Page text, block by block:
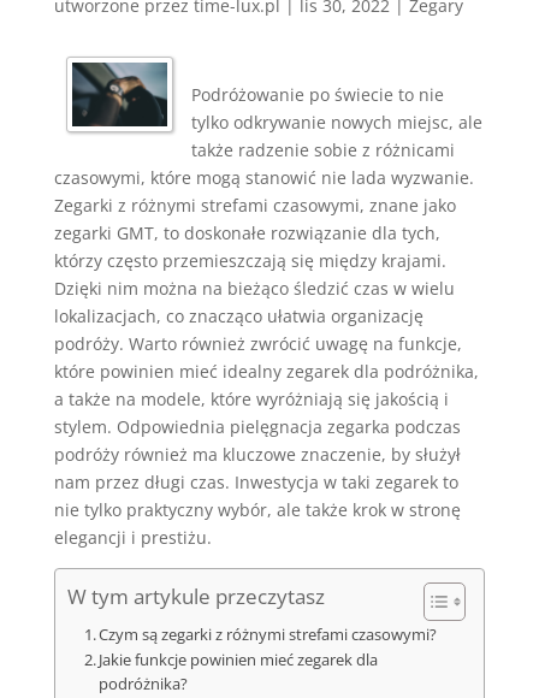
utworzone przez time-lux.pl | lis 30, 2022| Zegary
Podróżowanie po świecie to nie
tylko odkrywanie nowych miejsc, ale
także radzenie sobie z różnicami
czasowymi, które mogą stanowić nie lada wyzwanie.
Zegarki z różnymi strefami czasowymi, znane jako
zegarki GMT, to doskonałe rozwiązanie dla tych,
którzy często przemieszczają się między krajami.
Dzięki nim można na bieżąco śledzić czas w wielu
lokalizacjach, co znacząco ułatwia organizację
podróży. Warto również zwrócić uwagę na funkcje,
które powinien mieć idealny zegarek dla podróżnika,
a także na modele, które wyróżniają się jakością i
stylem. Odpowiednia pielęgnacja zegarka podczas
podróży również ma kluczowe znaczenie, by służył
nam przez długi czas. Inwestycja w taki zegarek to
nie tylko praktyczny wybór, ale także krok w stronę
elegancji i prestiżu.
W tym artykule przeczytasz
Czym są zegarki z różnymi strefami czasowymi?
Jakie funkcje powinien mieć zegarek dla
podróżnika?